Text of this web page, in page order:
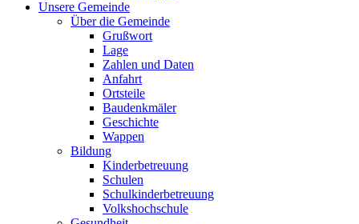
Unsere Gemeinde
Über die Gemeinde
Grußwort
Lage
Zahlen und Daten
Anfahrt
Ortsteile
Baudenkmäler
Geschichte
Wappen
Bildung
Kinderbetreuung
Schulen
Schulkinderbetreuung
Volkshochschule